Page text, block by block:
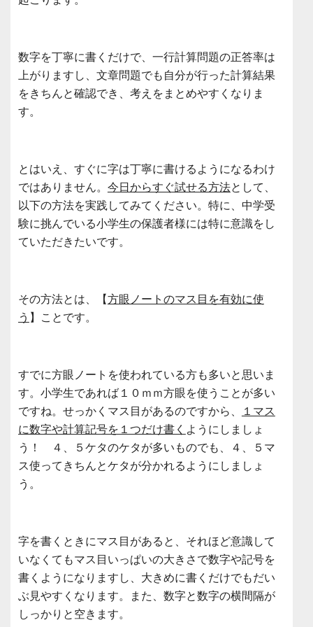
数字を丁寧に書くだけで、一行計算問題の正答率は
上がりますし、文章問題でも自分が行った計算結果
をきちんと確認でき、考えをまとめやすくなりま
す。
とはいえ、すぐに字は丁寧に書けるようになるわけ
ではありません。 今日からすぐ試せる方法として、
以下の方法を実践してみてください。特に、中学受
験に挑んでいる小学生の保護者様には特に意識をし
ていただきたいです。
その方法とは、【方眼ノートのマス目を有効に使
う 】ことです。
すでに方眼ノートを使われている方も多いと思いま
す。小学生であれば１０ｍｍ方眼を使うことが多い
ですね。せっかくマス目があるのですから、
１マス
に数字や計算記号を１つだけ書く ようにしましょ
う！ ４、５ケタのケタが多いものでも、４、５マ
ス使ってきちんとケタが分かれるようにしましょ
う。
字を書くときにマス目があると、それほど意識して
いなくてもマス目いっぱいの大きさで数字や記号を
書くようになりますし、大きめに書くだけでもだい
ぶ見やすくなります。また、数字と数字の横間隔が
しっかりと空きます。